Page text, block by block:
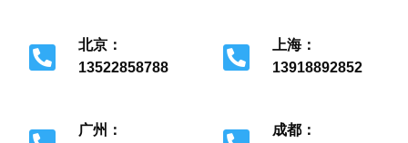
北京：
13522858788
上海：
13918892852
广州：
成都：